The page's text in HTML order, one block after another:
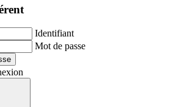
Identifiant
Mot de passe